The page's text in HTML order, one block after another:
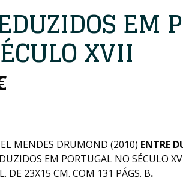
EM
XVII
MENDES DRUMOND (2010) ENTRE
EM PORTUGAL NO SÉCULO
DE 23X15 CM. COM 131 PÁGS. B.